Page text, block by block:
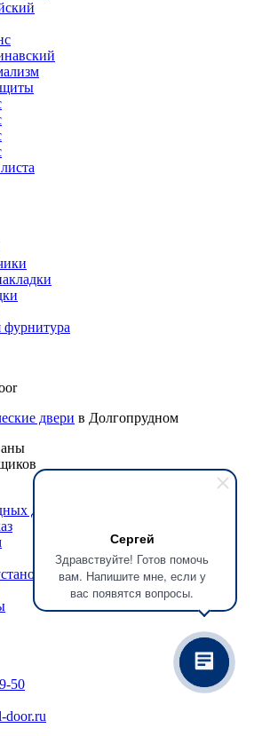
Сергей
Здравствуйте! Готов помочь
вам. Напишите мне, если у
вас появятся вопросы.
фурнитура
двери в Долгопрудном
дверей
50
door.ru